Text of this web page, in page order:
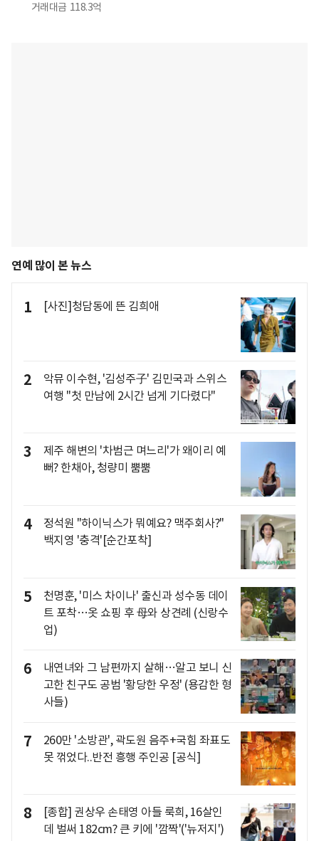
거래대금 118.3억
연예 많이 본 뉴스
1 [사진]청담동에 뜬 김희애
2
악뮤 이수현, '김성주子' 김민국과 스위스
여행 "첫 만남에 2시간 넘게 기다렸다"
3
제주 해변의 '차범근 며느리'가 왜이리 예
뻐? 한채아, 청량미 뿜뿜
4
정석원 "하이닉스가 뭐예요? 맥주회사?"
백지영 '충격'[순간포착]
5
천명훈, '미스 차이나' 출신과 성수동 데이
트 포착…옷 쇼핑 후 母와 상견례 (신랑수
업)
6
내연녀와 그 남편까지 살해…알고 보니 신
고한 친구도 공범 '황당한 우정' (용감한 형
사들)
7
260만 '소방관', 곽도원 음주+국힘 좌표도
못 꺾었다..반전 흥행 주인공 [공식]
8
[종합] 권상우 손태영 아들 룩희, 16살인
데 벌써 182cm? 큰 키에 '깜짝'('뉴저지')